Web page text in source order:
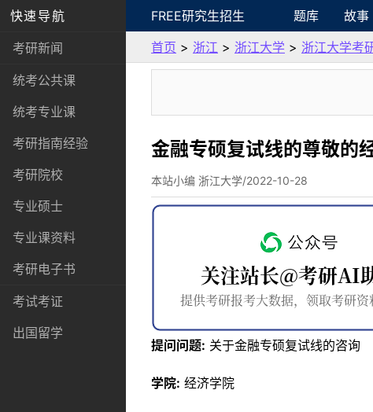
快速导航
考研新闻
统考公共课
统考专业课
考研指南经验
考研院校
专业硕士
专业课资料
考研电子书
考试考证
出国留学
FREE研究生招生 题库 故事
首页 > 浙江 > 浙江大学 > 浙江大学考
金融专硕复试线的尊敬的
本站小编 浙江大学/2022-10-28
提问问题: 关于金融专硕复试线的咨询
学院: 经济学院